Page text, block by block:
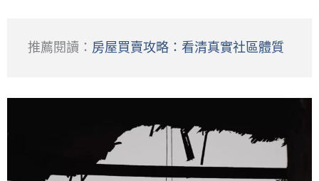
推薦閱讀： 房屋買賣攻略：看清真實社區體質